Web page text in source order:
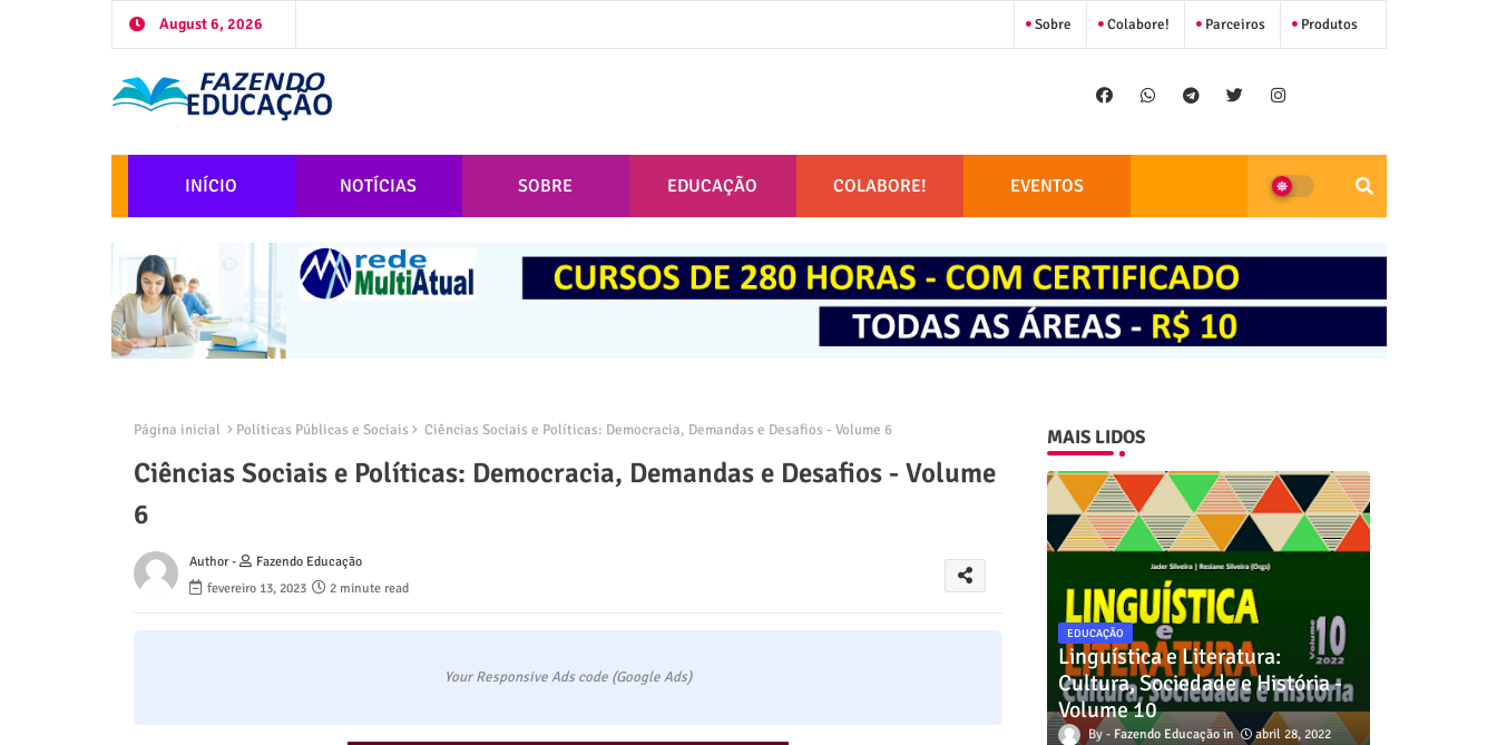
August 6, 2026 Sobre Colabore! Parceiros Produtos
INÍCIO NOTÍCIAS SOBRE EDUCAÇÃO COLABORE! EVENTOS
Página inicial Políticas Públicas e Sociais Ciências Sociais e Políticas: Democracia, Demandas e Desafios - Volume 6
Ciências Sociais e Políticas: Democracia, Demandas e Desafios - Volume
6
Author -
Fazendo Educação
fevereiro 13, 2023
2 minute read
Your Responsive Ads code (Google Ads)
MAIS LIDOS
EDUCAÇÃO
Linguística e Literatura:
Cultura, Sociedade e História -
Volume 10
Fazendo Educação abril 28, 2022